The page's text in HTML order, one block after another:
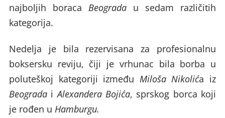
najboljih boraca Beogradau sedam različitih
kategorija.
Nedelja je bila rezervisana za profesionalnu
boksersku reviju, čiji je vrhunac bila borba u
poluteškoj kategoriji između Miloša Nikolića iz
BeogradaiAlexandera Bojića, sprskog borca koji
je rođen u Hamburgu.